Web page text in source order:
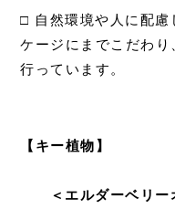
□ 自然環境や人に配慮
ケージにまでこだわ
行っています。
【キー植物】
＜エルダーベリー